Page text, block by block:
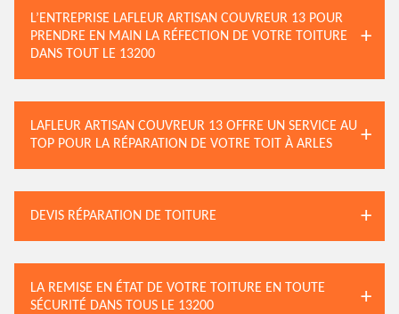
L’ENTREPRISE LAFLEUR ARTISAN COUVREUR 13 POUR
PRENDRE EN MAIN LA RÉFECTION DE VOTRE TOITURE
DANS TOUT LE 13200
LAFLEUR ARTISAN COUVREUR 13 OFFRE UN SERVICE AU
TOP POUR LA RÉPARATION DE VOTRE TOIT À ARLES
DEVIS RÉPARATION DE TOITURE
LA REMISE EN ÉTAT DE VOTRE TOITURE EN TOUTE
SÉCURITÉ DANS TOUS LE 13200